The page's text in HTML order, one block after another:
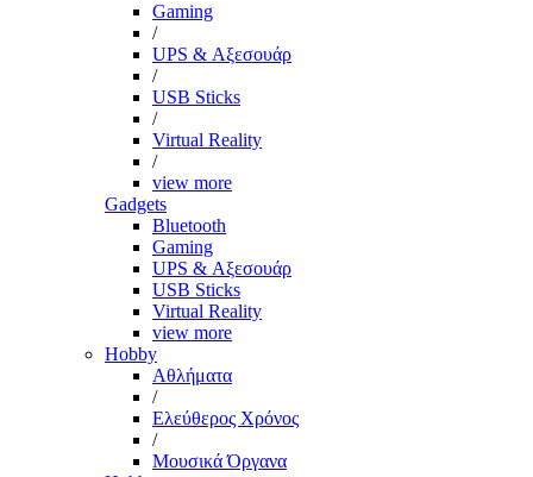
Gaming
/
UPS & Αξεσουάρ
/
USB Sticks
/
Virtual Reality
/
view more
Gadgets
Bluetooth
Gaming
UPS & Αξεσουάρ
USB Sticks
Virtual Reality
view more
Hobby
Αθλήματα
/
Ελεύθερος Χρόνος
/
Μουσικά Όργανα